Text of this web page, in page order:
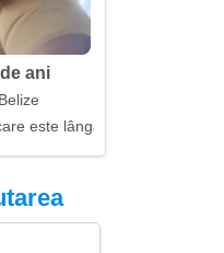
ani
este lângă mine